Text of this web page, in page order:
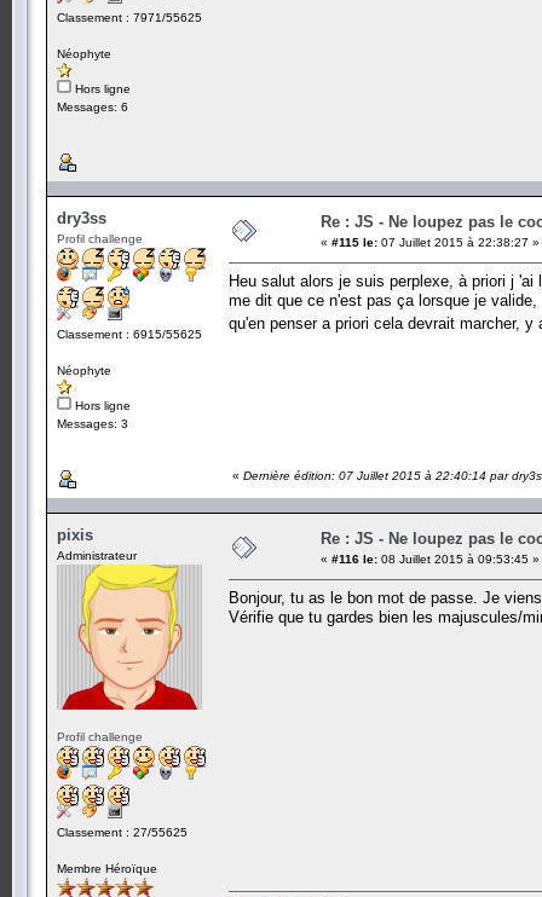
Classement : 7971/55625
Néophyte
Hors ligne
Messages: 6
dry3ss
Profil challenge
Classement : 6915/55625
Néophyte
Hors ligne
Messages: 3
Re : JS - Ne loupez pas le
« #115 le: 07 Juillet 2015 à 22:38:27 »
Heu salut alors je suis perplexe, à priori j
me dit que ce n'est pas ça lorsque je
qu'en penser a priori cela devrait marcher,
« Dernière édition: 07 Juillet 2015 à 22:40:14 par
pixis
Administrateur
Profil challenge
Classement : 27/55625
Membre Héroïque
Re : JS - Ne loupez pas le
« #116 le: 08 Juillet 2015 à 09:53:45 »
Bonjour, tu as le bon mot de passe. Je
Vérifie que tu gardes bien les majuscules/